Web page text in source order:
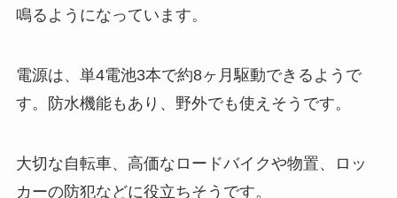
鳴るようになっています。
電源は、単4電池3本で約8ヶ月駆動できるようで
す。防水機能もあり、野外でも使えそうです。
大切な自転車、高価なロードバイクや物置、ロッ
カーの防犯などに役立ちそうです。